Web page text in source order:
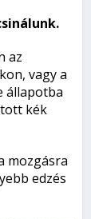
az
vagy a
állapotba
kék
mozgásra
edzés